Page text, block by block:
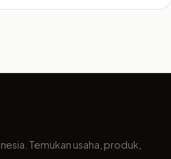
Temukan usaha, produk,